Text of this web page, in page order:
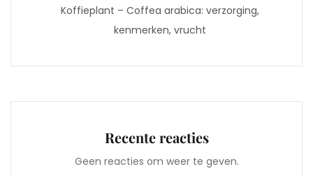
Koffieplant – Coffea arabica: verzorging,
kenmerken, vrucht
Recente reacties
Geen reacties om weer te geven.